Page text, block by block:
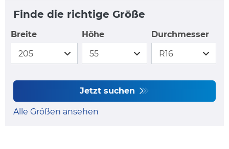
Finde die richtige Größe
Breite Höhe Durchmesser
Jetzt suchen
Alle Größen ansehen